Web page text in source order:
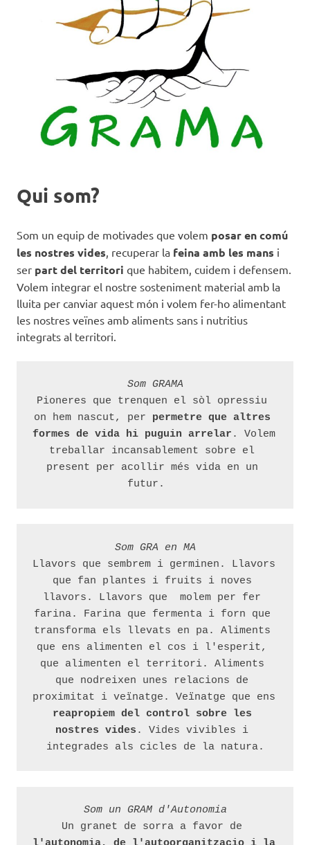
Qui som?
Som un equip de motivades que volem posar en comú
les nostres vides , recuperar la feina amb les mans i
ser part del territori que habitem, cuidem i defensem.
Volem integrar el nostre sosteniment material amb la
lluita per canviar aquest món i volem fer-ho alimentant
les nostres veïnes amb aliments sans i nutritius
integrats al territori.
Som GRAMA
Pioneres que trenquen el sòl opressiu
on hem nascut, per permetre que altres
formes de vida hi puguin arrelar . Volem
treballar incansablement sobre el
present per acollir més vida en un
futur.
Som GRA en MA
Llavors que sembrem i germinen. Llavors
que fan plantes i fruits i noves
llavors. Llavors que  molem per fer
farina. Farina que fermenta i forn que
transforma els llevats en pa. Aliments
que ens alimenten el cos i l'esperit,
que alimenten el territori. Aliments
que nodreixen unes relacions de
reapropiem del control sobre les
nostres vides . Vides vivibles i
integrades als cicles de la natura.
Som un GRAM d'Autonomia